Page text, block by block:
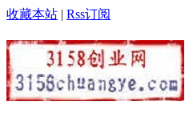
收藏本站 | Rss订阅